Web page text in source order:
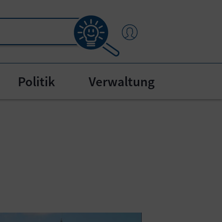
for "Bürgerservice"
Politik Verwaltung